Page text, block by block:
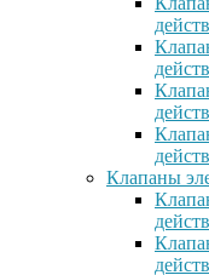
Клапаны